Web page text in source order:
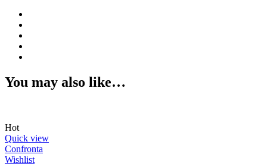
You may also like…
Hot
Quick view
Confronta
Wishlist